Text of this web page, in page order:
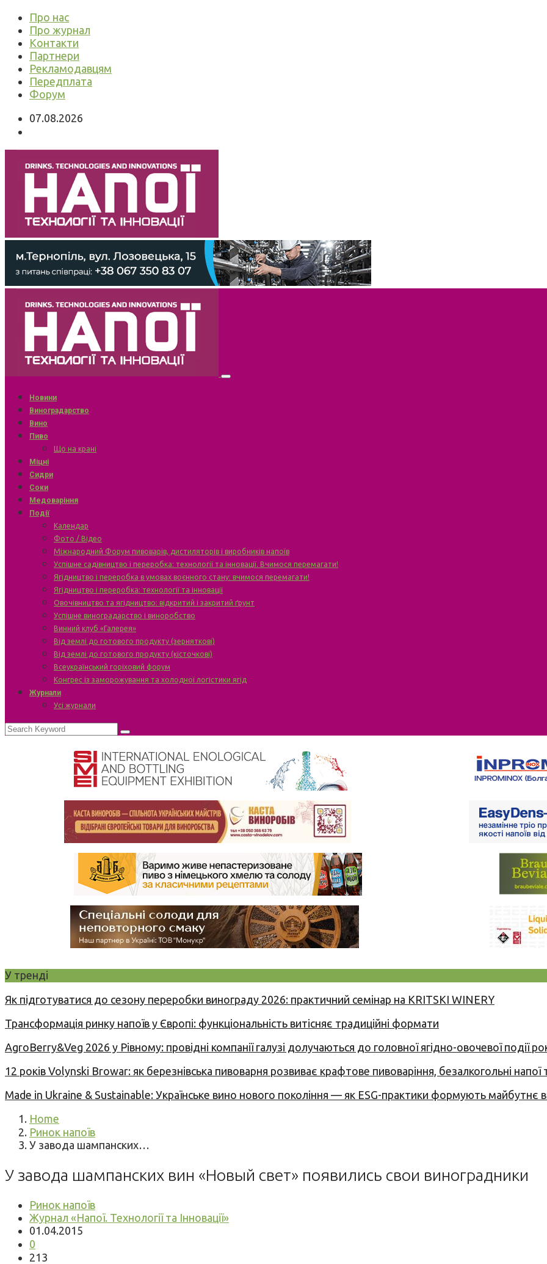
Про нас
Про журнал
Контакти
Партнери
Рекламодавцям
Передплата
Форум
07.08.2026
Новини
Виноградарство
Вино
Пиво
Що на крані
Міцні
Сидри
Соки
Медоваріння
Події
Календар
Фото / Відео
Міжнародний Форум пивоварів, дистиляторів і виробників напоїв
Успішне садівництво і переробка: технології та інновації. Вчимося перемагати!
Ягідництво і переробка в умовах воєнного стану: вчимося перемагати!
Ягідництво і переробка: технології та інновації
Овочівництво та ягідництво: відкритий і закритий ґрунт
Успішне виноградарство і виноробство
Винний клуб «Галерея»
Від землі до готового продукту (зерняткові)
Від землі до готового продукту (кісточкові)
Всеукраїнський горіховий форум
Конгрес із заморожування та холодної логістики ягід
Журнали
Усі журнали
У тренді
Як підготуватися до сезону переробки винограду 2026: практичний семінар на KRITSKI WINERY
Трансформація ринку напоїв у Європі: функціональність витісняє традиційні формати
AgroBerry&Veg 2026 у Рівному: провідні компанії галузі долучаються до головної ягідно-овочевої події
12 років Volynski Browar: як березнівська пивоварня розвиває крафтове пивоваріння, безалкогольні напої
Made in Ukraine & Sustainable: Українське вино нового покоління — як ESG-практики формують майбутнє
Home
Ринок напоїв
У завода шампанских…
У завода шампанских вин «Новый свет» появились свои виноградники
Ринок напоїв
Журнал «Напої. Технології та Інновації»
01.04.2015
0
213